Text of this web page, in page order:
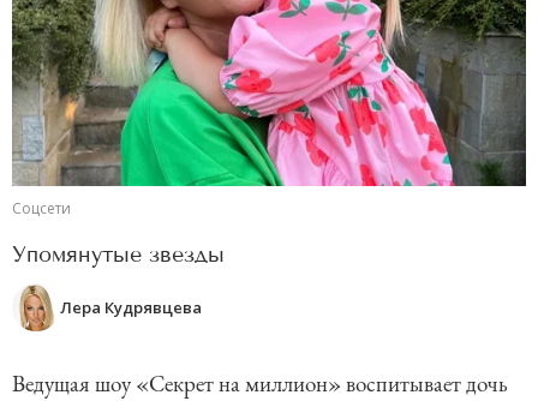
Соцсети
Упомянутые звезды
Лера Кудрявцева
Ведущая шоу «Секрет на миллион» воспитывает дочь